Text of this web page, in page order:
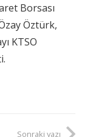
Borsası
Öztürk,
KTSO
Sonraki yazı